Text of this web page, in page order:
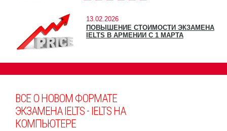
13.02.2026
ПОВЫШЕНИЕ СТОИМОСТИ ЭКЗАМЕНА
IELTS В АРМЕНИИ С 1 МАРТА
ВСЕ О НОВОМ ФОРМАТЕ
ЭКЗАМЕНА IELTS - IELTS НА
КОМПЬЮТЕРЕ